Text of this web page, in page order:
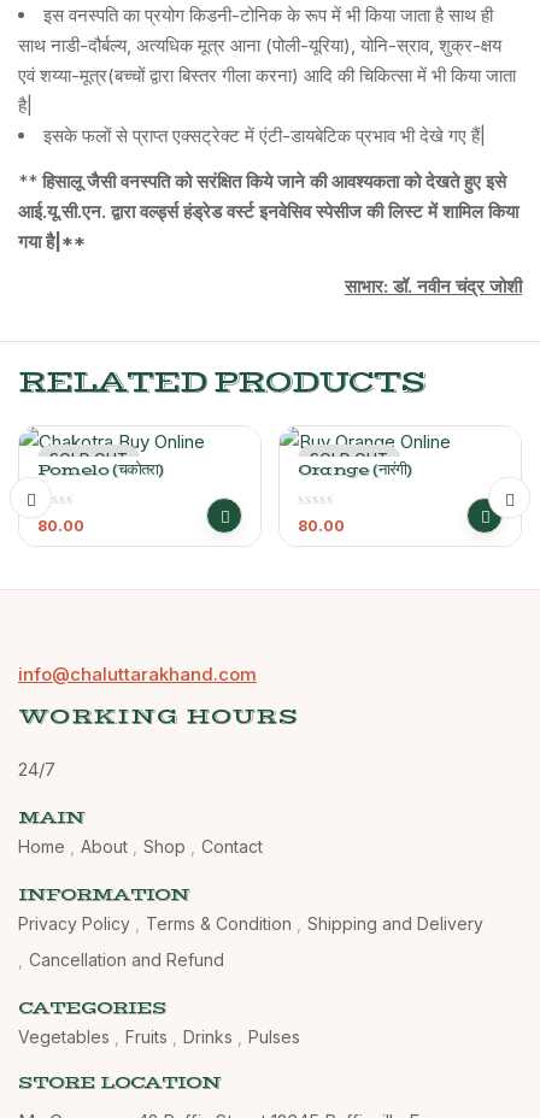
इस वनस्पति का प्रयोग किडनी-टोनिक के रूप में भी किया जाता है साथ ही
साथ नाडी-दौर्बल्य, अत्यधिक मूत्र आना (पोली-यूरिया), योनि-स्राव, शुक्र-क्षय
एवं शय्या-मूत्र(बच्चों द्वारा बिस्तर गीला करना) आदि की चिकित्सा में भी किया जाता
है|
इसके फलों से प्राप्त एक्सट्रेक्ट में एंटी-डायबेटिक प्रभाव भी देखे गए हैं|
** हिसालू जैसी वनस्पति को सरंक्षित किये जाने की आवश्यकता को देखते हुए इसे
आई.यू.सी.एन. द्वारा वर्ल्ड्स हंड्रेड वर्स्ट इनवेसिव स्पेसीज की लिस्ट में शामिल किया
गया है|**
साभार: डॉ. नवीन चंद्र जोशी
RELATED PRODUCTS
SOLD OUT
Pomelo (चकोतरा)
80.00
SOLD OUT
Orange (नारंगी)
80.00
info@chaluttarakhand.com
WORKING HOURS
24/7
MAIN
Home About Shop Contact
INFORMATION
Privacy Policy Terms & Condition
Shipping and Delivery
Cancellation and Refund
CATEGORIES
Vegetables Fruits Drinks Pulses
STORE LOCATION